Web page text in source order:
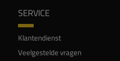
SERVICE
Klantendienst
Veelgestelde vragen